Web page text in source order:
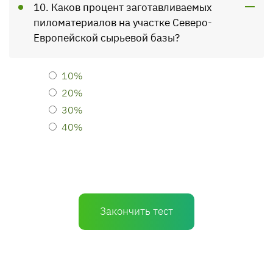
10. Каков процент заготавливаемых
пиломатериалов на участке Северо-
Европейской сырьевой базы?
10%
20%
30%
40%
Закончить тест